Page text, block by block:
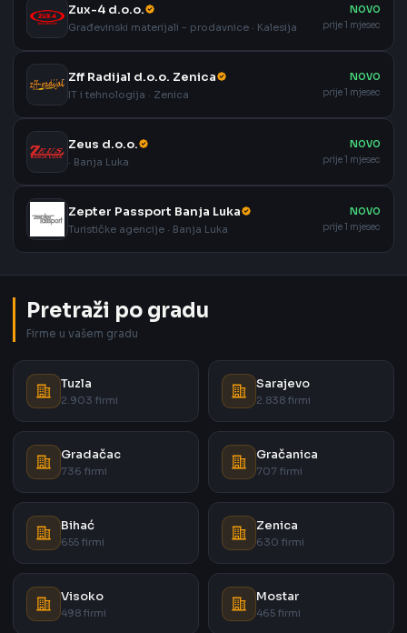
Zux-4 d.o.o.
Građevinski materijali - prodavnice · Kalesija
NOVO
prije 1 mjesec
Zff Radijal d.o.o. Zenica
IT i tehnologija · Zenica
NOVO
prije 1 mjesec
Zeus d.o.o.
· Banja Luka
NOVO
prije 1 mjesec
Zepter Passport Banja Luka
Turističke agencije · Banja Luka
NOVO
prije 1 mjesec
Pretraži po gradu
Firme u vašem gradu
Tuzla
2.903 firmi
Sarajevo
2.838 firmi
Gradačac
736 firmi
Gračanica
707 firmi
Bihać
655 firmi
Zenica
630 firmi
Visoko
498 firmi
Mostar
465 firmi